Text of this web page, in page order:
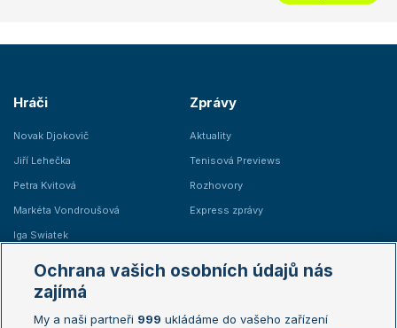
Hráči
Novak Djokovič
Jiří Lehečka
Petra Kvitová
Markéta Vondroušová
Iga Swiatek
Zprávy
Aktuality
Tenisová Previews
Rozhovory
Express zprávy
Žebříčky
Žebříček ATP (muži)
Australian Open
Ochrana vašich osobních údajů nás
zajímá
My a naši partneři 999 ukládáme do vašeho zařízení